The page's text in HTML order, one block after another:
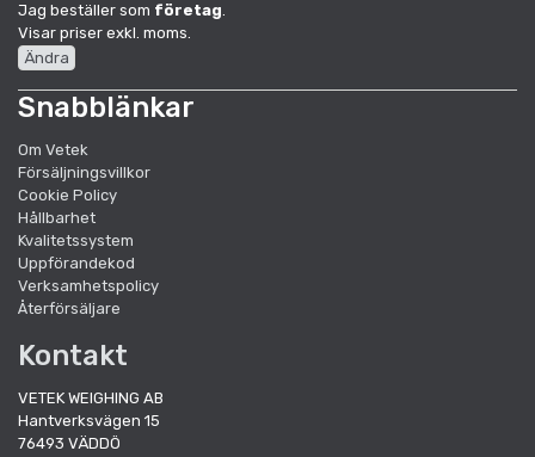
Jag beställer som företag.
Visar priser exkl. moms.
Ändra
Snabblänkar
Om Vetek
Försäljningsvillkor
Cookie Policy
Hållbarhet
Kvalitetssystem
Uppförandekod
Verksamhetspolicy
Återförsäljare
Kontakt
VETEK WEIGHING AB
Hantverksvägen 15
76493 VÄDDÖ